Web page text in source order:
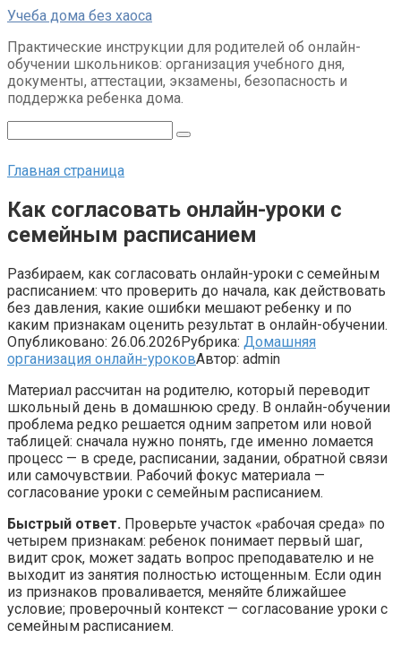
Перейти
контенту
Учеба дома без хаоса
Практические инструкции для родителей об онлайн-
обучении школьников: организация учебного дня,
документы, аттестации, экзамены, безопасность и
поддержка ребенка дома.
Главная страница
Как согласовать онлайн-уроки с
семейным расписанием
Разбираем, как согласовать онлайн-уроки с семейным
расписанием: что проверить до начала, как действовать
без давления, какие ошибки мешают ребенку и по
каким признакам оценить результат в онлайн-обучении.
Опубликовано: 26.06.2026Рубрика: Домашняя
организация онлайн-уроковАвтор: admin
Материал рассчитан на родителю, который переводит
школьный день в домашнюю среду. В онлайн-обучении
проблема редко решается одним запретом или новой
таблицей: сначала нужно понять, где именно ломается
процесс — в среде, расписании, задании, обратной связи
или самочувствии. Рабочий фокус материала —
согласование уроки с семейным расписанием.
Быстрый ответ. Проверьте участок «рабочая среда» по
четырем признакам: ребенок понимает первый шаг,
видит срок, может задать вопрос преподавателю и не
выходит из занятия полностью истощенным. Если один
из признаков проваливается, меняйте ближайшее
условие; проверочный контекст — согласование уроки с
семейным расписанием.